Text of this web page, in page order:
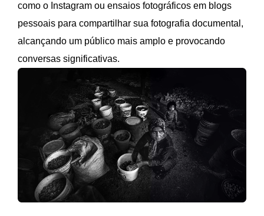
como o Instagram ou ensaios fotográficos em blogs
pessoais para compartilhar sua fotografia documental,
alcançando um público mais amplo e provocando
conversas significativas.